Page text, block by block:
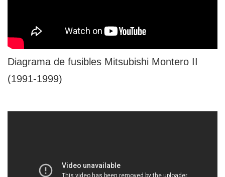
Diagrama de fusibles Mitsubishi Montero II
(1991-1999)